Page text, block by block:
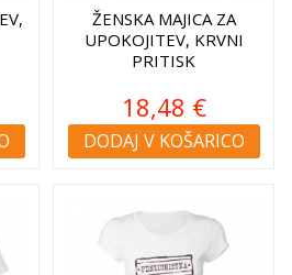
ŽENSKA MAJICA ZA
UPOKOJITEV, KRVNI
PRITISK
18,48 €
DODAJ V KOŠARICO